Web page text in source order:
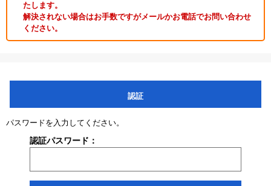
たします。
解決されない場合はお手数ですがメールかお電話でお問い合わせ
ください。
認証
パスワードを入力してください。
認証パスワード：